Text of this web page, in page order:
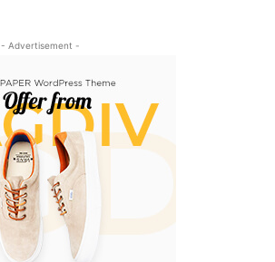
- Advertisement -